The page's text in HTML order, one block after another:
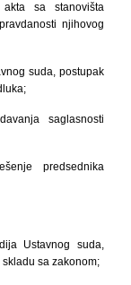
sa stanovišta
njihovog
suda, postupak
saglasnosti
predsednika
Ustavnog suda,
sa zakonom;